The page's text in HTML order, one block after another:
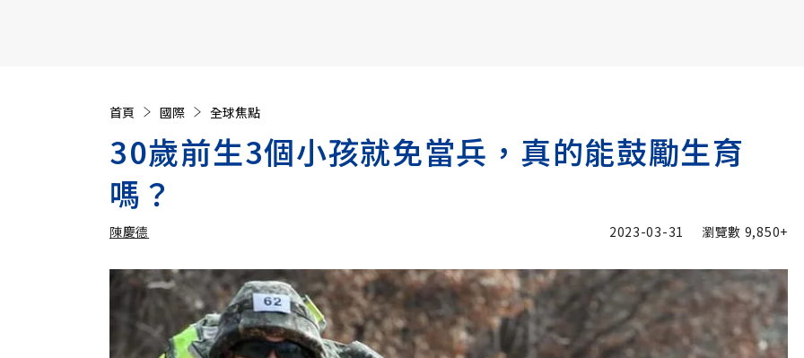
首頁 國際 全球焦點
30歲前生3個小孩就免當兵，真的能鼓勵生育
嗎？
陳慶德
陳慶德 加入追蹤
2023-03-31 瀏覽數 9,850+